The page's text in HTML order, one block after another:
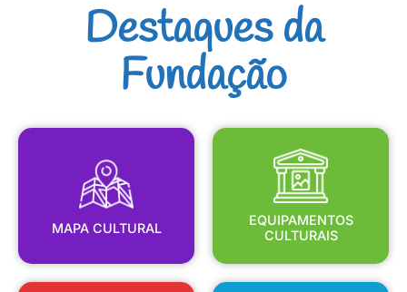
Destaques da
Fundação
MAPA CULTURAL
MAPA CULTURAL
EQUIPAMENTOS
CULTURAIS
EQUIPAMENTOS
CULTURAIS